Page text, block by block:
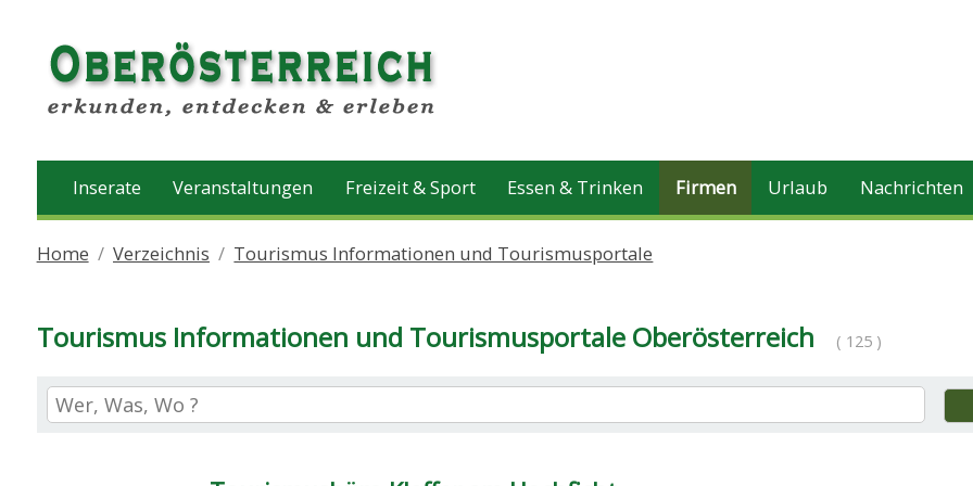
Inserate Veranstaltungen Freizeit & Sport Essen & Trinken Firmen Urlaub Nachrichten
Home Verzeichnis Tourismus Informationen und Tourismusportale
Tourismus Informationen und Tourismusportale Oberösterreich ( 125 )